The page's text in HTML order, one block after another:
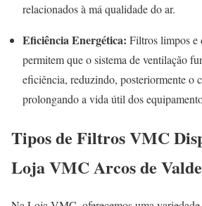
relacionados à má qualidade do ar.
Eficiência Energética: Filtros limpos e
permitem que o sistema de ventilação
eficiência, reduzindo, posteriormente o
prolongando a vida útil dos
Tipos de Filtros VMC
Loja VMC Arcos de